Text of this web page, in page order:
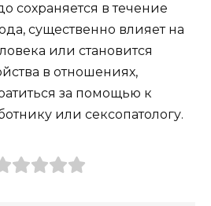
сохраняется в течение
существенно влияет на
или становится
в отношениях,
за помощью к
или сексопатологу.